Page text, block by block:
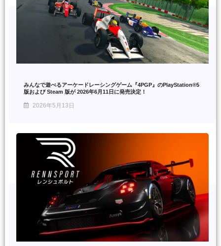
みんなで遊べるアーケードレーシングゲーム『4PGP』のPlayStation®5
版および Steam 版が 2026年6月11日に発売決定！
2026年5月13日